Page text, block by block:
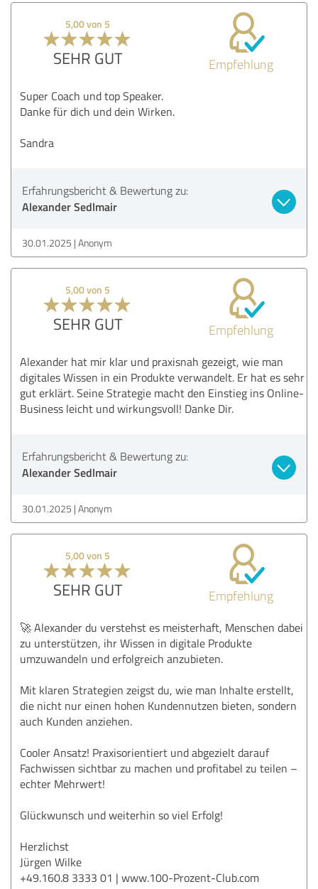
5,00 von 5
SEHR GUT Empfehlung
Super Coach und top Speaker.
Danke für dich und dein Wirken.
Sandra
Erfahrungsbericht & Bewertung zu:
Alexander Sedlmair
30.01.2025 Anonym
5,00 von 5
SEHR GUT Empfehlung
Alexander hat mir klar und praxisnah gezeigt, wie man
digitales Wissen in ein Produkte verwandelt. Er hat es sehr
gut erklärt. Seine Strategie macht den Einstieg ins Online-
Business leicht und wirkungsvoll! Danke Dir.
Erfahrungsbericht & Bewertung zu:
Alexander Sedlmair
30.01.2025 Anonym
5,00 von 5
SEHR GUT Empfehlung
🚀 Alexander du verstehst es meisterhaft, Menschen dabei
zu unterstützen, ihr Wissen in digitale Produkte
umzuwandeln und erfolgreich anzubieten.
Mit klaren Strategien zeigst du, wie man Inhalte erstellt,
die nicht nur einen hohen Kundennutzen bieten, sondern
auch Kunden anziehen.
Cooler Ansatz! Praxisorientiert und abgezielt darauf
Fachwissen sichtbar zu machen und profitabel zu teilen –
echter Mehrwert!
Glückwunsch und weiterhin so viel Erfolg!
Herzlichst
Jürgen Wilke
+49.160.8 3333 01 | www.100-Prozent-Club.com